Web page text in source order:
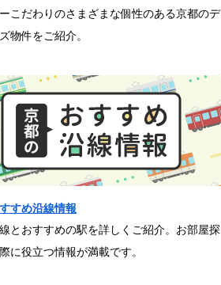
こだわりのさまざまな個性のある京都のデ
物件をご紹介。
すめ沿線情報
とおすすめの駅を詳しくご紹介。お部屋探
に役立つ情報が満載です。